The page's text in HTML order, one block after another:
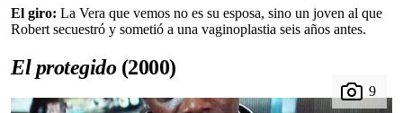
El giro: La Vera que vemos no es su esposa, sino un joven al que
Robert secuestró y sometió a una vaginoplastia seis años antes.
El protegido(2000)